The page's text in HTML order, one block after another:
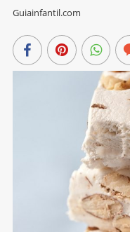
Guiainfantil.com